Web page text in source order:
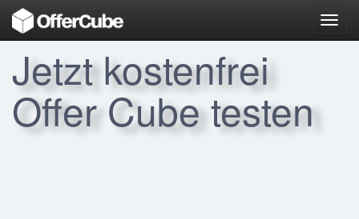
Jetzt kostenfrei
Offer Cube testen